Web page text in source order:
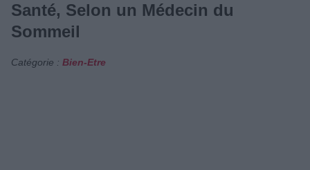
Santé, Selon un Médecin du
Sommeil
Catégorie : Bien-Etre